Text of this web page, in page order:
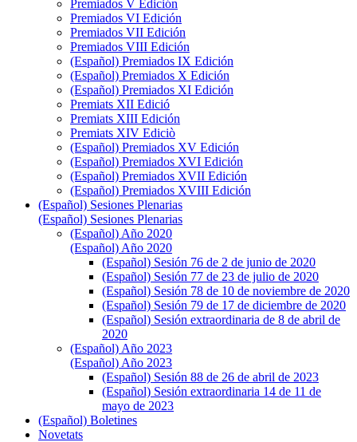
Premiados V Edición
Premiados VI Edición
Premiados VII Edición
Premiados VIII Edición
(Español) Premiados IX Edición
(Español) Premiados X Edición
(Español) Premiados XI Edición
Premiats XII Edició
Premiats XIII Edición
Premiats XIV Ediciò
(Español) Premiados XV Edición
(Español) Premiados XVI Edición
(Español) Premiados XVII Edición
(Español) Premiados XVIII Edición
(Español) Sesiones Plenarias
(Español) Sesiones Plenarias
(Español) Año 2020
(Español) Año 2020
(Español) Sesión 76 de 2 de junio de 2020
(Español) Sesión 77 de 23 de julio de 2020
(Español) Sesión 78 de 10 de noviembre de 2020
(Español) Sesión 79 de 17 de diciembre de 2020
(Español) Sesión extraordinaria de 8 de abril de
2020
(Español) Año 2023
(Español) Año 2023
(Español) Sesión 88 de 26 de abril de 2023
(Español) Sesión extraordinaria 14 de 11 de
mayo de 2023
(Español) Boletines
Novetats